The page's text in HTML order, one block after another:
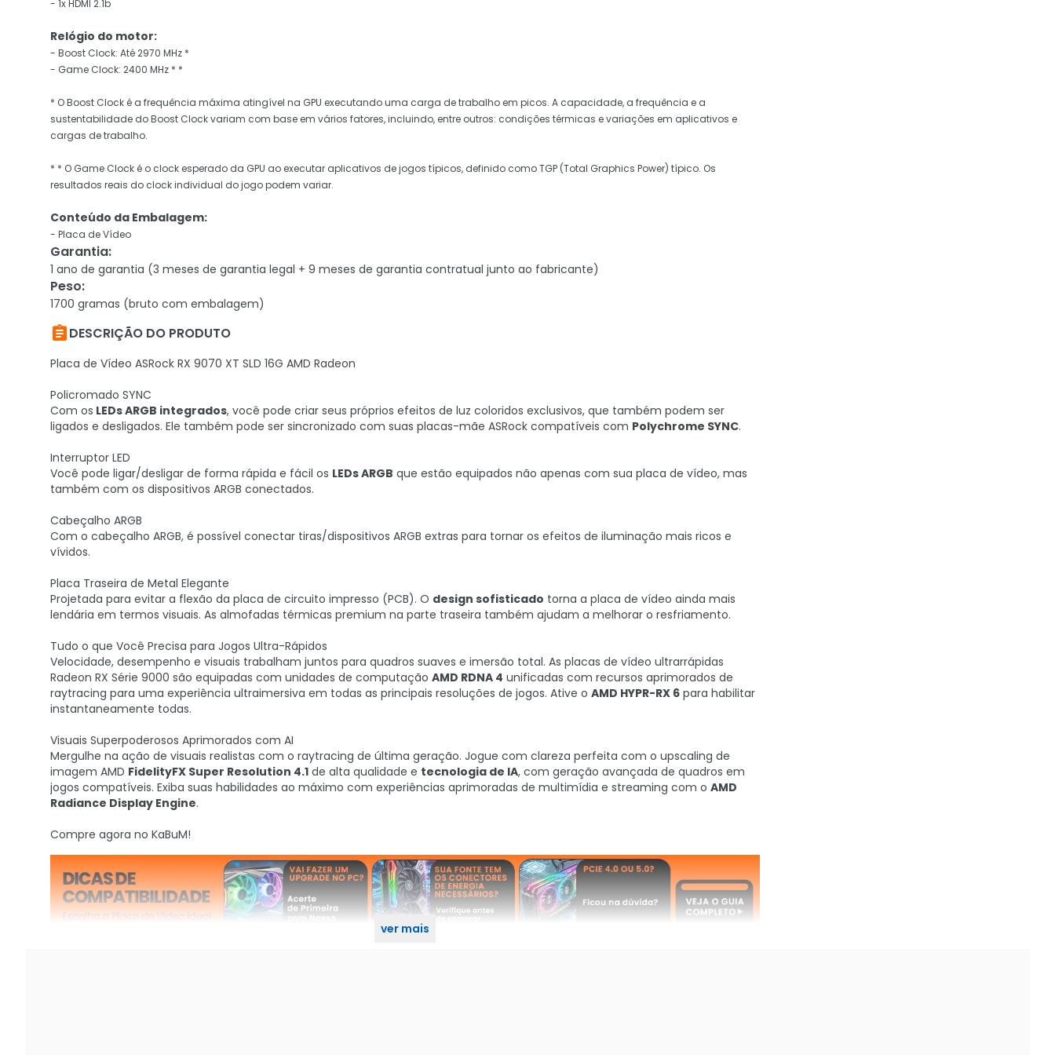
- 1x HDMI 2.1b
Relógio do motor:
- Boost Clock: Até 2970 MHz *
- Game Clock: 2400 MHz * *
* O Boost Clock é a frequência máxima atingível na GPU executando uma carga de trabalho em picos. A capacidade, a frequência e a
sustentabilidade do Boost Clock variam com base em vários fatores, incluindo, entre outros: condições térmicas e variações em aplicativos e
cargas de trabalho.
* * O Game Clock é o clock esperado da GPU ao executar aplicativos de jogos típicos, definido como TGP (Total Graphics Power) típico. Os
resultados reais do clock individual do jogo podem variar.
Conteúdo da Embalagem:
- Placa de Vídeo
Garantia:
1 ano de garantia (3 meses de garantia legal + 9 meses de garantia contratual junto ao fabricante)
Peso:
1700 gramas (bruto com embalagem)
DESCRIÇÃO DO PRODUTO
Placa de Vídeo ASRock RX 9070 XT SLD 16G AMD Radeon
Policromado SYNC
Com os LEDs ARGB integrados, você pode criar seus próprios efeitos de luz coloridos exclusivos, que também podem ser
ligados e desligados. Ele também pode ser sincronizado com suas placas-mãe ASRock compatíveis com Polychrome SYNC.
Interruptor LED
Você pode ligar/desligar de forma rápida e fácil os LEDs ARGB que estão equipados não apenas com sua placa de vídeo, mas
também com os dispositivos ARGB conectados.
Cabeçalho ARGB
Com o cabeçalho ARGB, é possível conectar tiras/dispositivos ARGB extras para tornar os efeitos de iluminação mais ricos e
vívidos.
Placa Traseira de Metal Elegante
Projetada para evitar a flexão da placa de circuito impresso (PCB). O design sofisticado torna a placa de vídeo ainda mais
lendária em termos visuais. As almofadas térmicas premium na parte traseira também ajudam a melhorar o resfriamento.
Tudo o que Você Precisa para Jogos Ultra-Rápidos
Velocidade, desempenho e visuais trabalham juntos para quadros suaves e imersão total. As placas de vídeo ultrarrápidas
Radeon RX Série 9000 são equipadas com unidades de computação AMD RDNA 4 unificadas com recursos aprimorados de
raytracing para uma experiência ultraimersiva em todas as principais resoluções de jogos. Ative o AMD HYPR-RX 6 para habilitar
instantaneamente todas.
Visuais Superpoderosos Aprimorados com AI
Mergulhe na ação de visuais realistas com o raytracing de última geração. Jogue com clareza perfeita com o upscaling de
imagem AMD FidelityFX Super Resolution 4.1 de alta qualidade e tecnologia de IA, com geração avançada de quadros em
jogos compatíveis. Exiba suas habilidades ao máximo com experiências aprimoradas de multimídia e streaming com o AMD
Radiance Display Engine.
Compre agora no KaBuM!
ver mais